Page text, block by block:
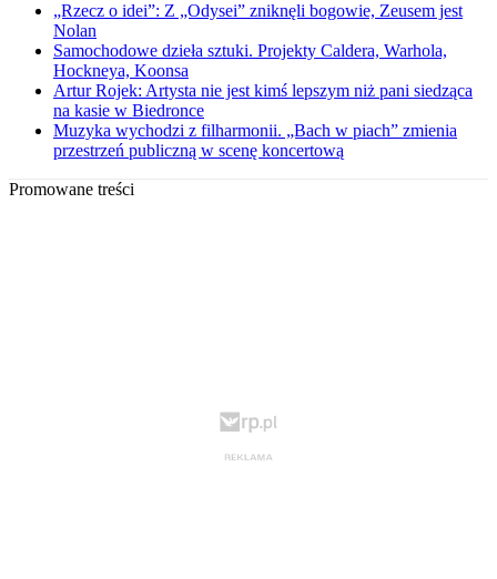
„Rzecz o idei”: Z „Odysei” zniknęli bogowie, Zeusem jest
Nolan
Samochodowe dzieła sztuki. Projekty Caldera, Warhola,
Hockneya, Koonsa
Artur Rojek: Artysta nie jest kimś lepszym niż pani siedząca
na kasie w Biedronce
Muzyka wychodzi z filharmonii. „Bach w piach” zmienia
przestrzeń publiczną w scenę koncertową
Promowane treści